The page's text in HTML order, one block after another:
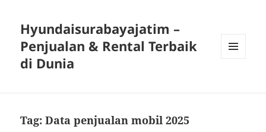
Hyundaisurabayajatim –
Penjualan & Rental Terbaik
di Dunia
Tag:Data penjualan mobil 2025